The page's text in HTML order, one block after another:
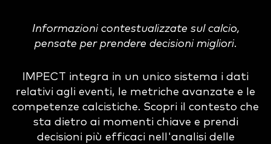
Informazioni contestualizzate sul calcio,
pensate per prendere decisioni migliori.
IMPECT integra in un unico sistema i dati
relativi agli eventi, le metriche avanzate e le
competenze calcistiche. Scopri il contesto che
sta dietro ai momenti chiave e prendi
decisioni più efficaci nell'analisi delle